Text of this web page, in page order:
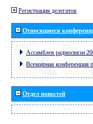
Регистрация делегатов
Относящиеся
Ассамблея радиосвязи
Всемирная конференция
Отдел новостей